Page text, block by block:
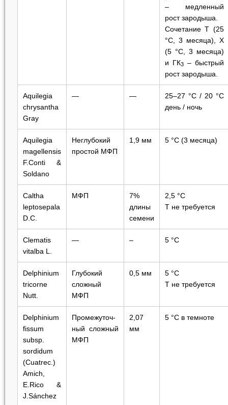
‒ медленный
рост зародыша.
Сочетание Т (25
°C, 3 месяца), Х
(5 °C, 3 месяца)
и ГК3‒ быстрый
рост зародыша.
Aquilegia
chrysantha
Gray
— —
25‒27 °C / 20 °C
день / ночь
Aquilegia
magellensis
F.Conti &
Soldano
Неглубокий
простой МФП
1,9 мм 5 °C (3 месяца)
Caltha
leptosepala
D.C.
МФП
7%
длины
семени
2,5 °С
Т не требуется
Clematis
vitalba L.
— ‒ 5 °C
Delphinium
tricorne
Nutt.
Глубокий
сложный
МФП
0,5 мм
5 °С
Т не требуется
Delphinium
fissum
subsp.
sordidum
(Cuatrec.)
Amich,
E.Rico &
J.Sánchez
Промежуточ­
ный сложный
МФП
2,07
мм
5 °C в темноте